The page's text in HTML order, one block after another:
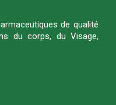
de qualité
du corps, du Visage,